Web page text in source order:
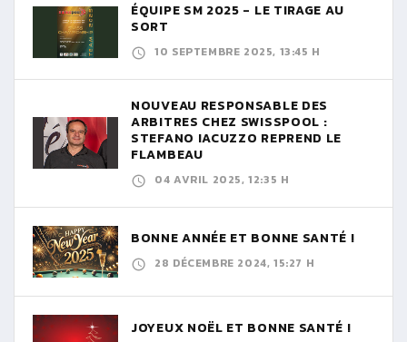
ÉQUIPE SM 2025 - LE TIRAGE AU
SORT
10 SEPTEMBRE 2025, 13:45 H
NOUVEAU RESPONSABLE DES
ARBITRES CHEZ SWISSPOOL :
STEFANO IACUZZO REPREND LE
FLAMBEAU
04 AVRIL 2025, 12:35 H
BONNE ANNÉE ET BONNE SANTÉ !
28 DÉCEMBRE 2024, 15:27 H
JOYEUX NOËL ET BONNE SANTÉ !